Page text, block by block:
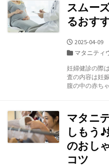
スムー
るおす
公
開
2025-04-09
カ
ゴ
リ
マタニティ
妊婦健診の際
査の内容は妊
腹の中の赤ち
マタニ
しもう
のおし
コツ